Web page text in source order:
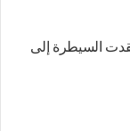
السيطرة إلى